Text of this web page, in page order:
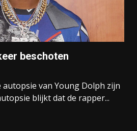
beschoten
van Young Dolph zijn
blijkt dat de rapper...